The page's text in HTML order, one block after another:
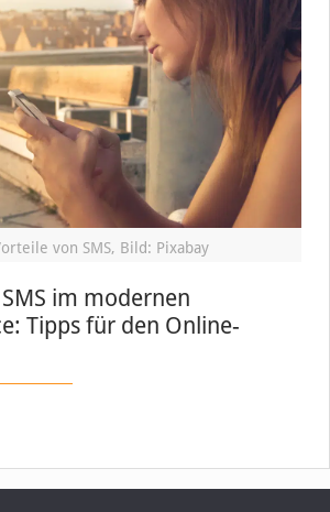
von SMS, Bild: Pixabay
im modernen
Tipps für den Online-